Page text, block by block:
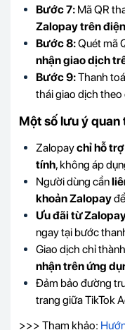
Bước 7: Mã QR
Zalopay trên
Bước 8:Quét mã
nhận giao dịch
Bước 9:Thanh
thái giao dịch
Một số lưu ý quan
Zalopaychỉ hỗ
tính, không áp
Người dùng cần
khoản Zalopay
Ưu đãi từ
ngay tại bước
Giao dịch chỉ
nhận trên ứng
Đảm bảo đường
trang giữa TikTok
>>> Tham khảo: